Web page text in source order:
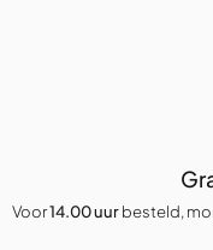
Voor14.00 uurbesteld,